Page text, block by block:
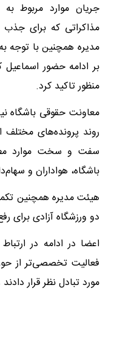
جریان موارد مربوط
مذاکراتی که برای جذب
مدیره همچنین با توجه
بر ادامه حضور اسماعیل
منظور تاکید کرد.
معاونت حقوقی باشگاه
روند پرونده‌های مختلف
سفت و سخت موارد
باشگاه، هواداران و
هیئت مدیره همچنین
دو ورزشگاه آزادی برای
اعضا در ادامه در
فعالیت تخصصی‌تر از
مورد تبادل نظر قرار